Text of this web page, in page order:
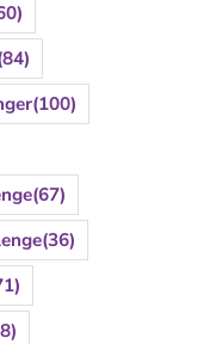
(100)
(67)
(36)